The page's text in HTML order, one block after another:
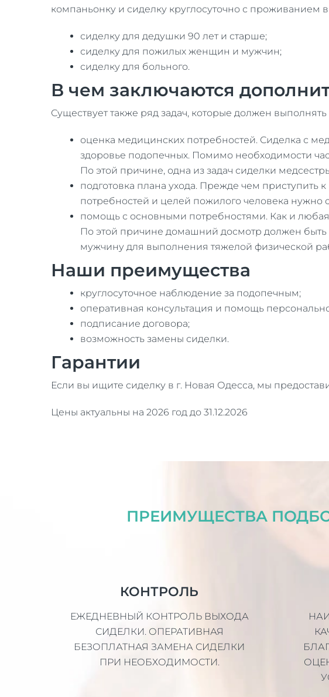
компаньонку и сиделку круглосуточно с проживанием в
сиделку для дедушки 90 лет и старше;
сиделку для пожилых женщин и мужчин;
сиделку для больного.
В чем заключаются
Существует также ряд задач, которые должен
оценка медицинских потребностей. Сиделка с
здоровье подопечных. Помимо необходимости
По этой причине, одна из задач сиделки
подготовка плана ухода. Прежде чем приступить
потребностей и целей пожилого человека
помощь с основными потребностями. Как и любая
По этой причине домашний досмотр должен
мужчину для выполнения тяжелой физической
Наши преимущества
круглосуточное наблюдение за подопечным;
оперативная консультация и помощь
подписание договора;
возможность замены сиделки.
Гарантии
Если вы ищите сиделку в г. Новая Одесса, мы
Цены актуальны на 2026 год до 31.12.2026
ПРЕИМУЩЕСТВА
КОНТРОЛЬ
ЕЖЕДНЕВНЫЙ КОНТРОЛЬ ВЫХОДА
СИДЕЛКИ. ОПЕРАТИВНАЯ
БЕЗОПЛАТНАЯ ЗАМЕНА СИДЕЛКИ
ПРИ НЕОБХОДИМОСТИ.